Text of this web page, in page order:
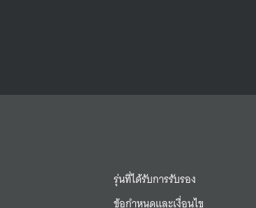
รุ่นที่ได้รับการรับรอง
ข้อกำหนดและเงื่อนไข